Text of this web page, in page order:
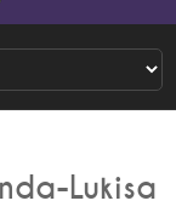
Lukisa